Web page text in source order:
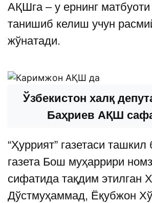
АҚШга – у ернинг
танишиб келиш учун
жўнатади.
Ўзбекистон халқ
Баҳриев АҚШ
“Ҳуррият” газетаси ташкил
газета Бош муҳаррири
сифатида тақдим этилган
Дўстмуҳаммад, Ёқубжон